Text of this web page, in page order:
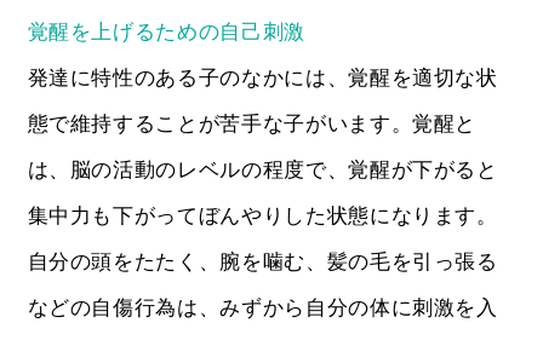
覚醒を上げるための自己刺激
発達に特性のある子のなかには、覚醒を適切な状
態で維持することが苦手な子がいます。覚醒と
は、脳の活動のレベルの程度で、覚醒が下がると
集中力も下がってぼんやりした状態になります。
自分の頭をたたく、腕を噛む、髪の毛を引っ張る
などの自傷行為は、みずから自分の体に刺激を入